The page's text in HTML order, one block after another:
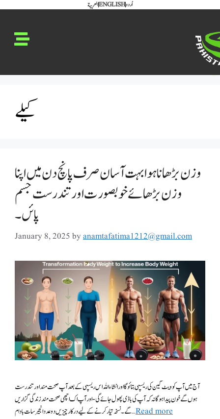
العربيةENGLISHاُردو
کیلے
وزن بڑھانا ہوا بہت آسان صرف پانچ دن میں اپنا
وزن بڑھائےخوبصورت اور تندرست جسم
پائں۔
January 8, 2025 byanamtafatima1212@gmail.com
ہوں گے خون پیدا ہوگا نہ کہ آپ کی باڈی پھول جائے گی- اور آپ اک اچھی صحت مند زندگی گزاریں
گے۔ نسخہ تیار کرنے کے لیے درکار چیزیں دو عدد انجیر سات بادام …Read more